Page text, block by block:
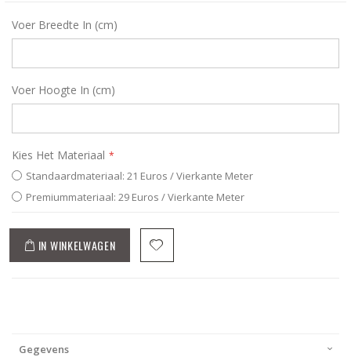
Voer Breedte In (cm)
Voer Hoogte In (cm)
Kies Het Materiaal
Standaardmateriaal: 21 Euros / Vierkante Meter
Premiummateriaal: 29 Euros / Vierkante Meter
IN WINKELWAGEN
Gegevens